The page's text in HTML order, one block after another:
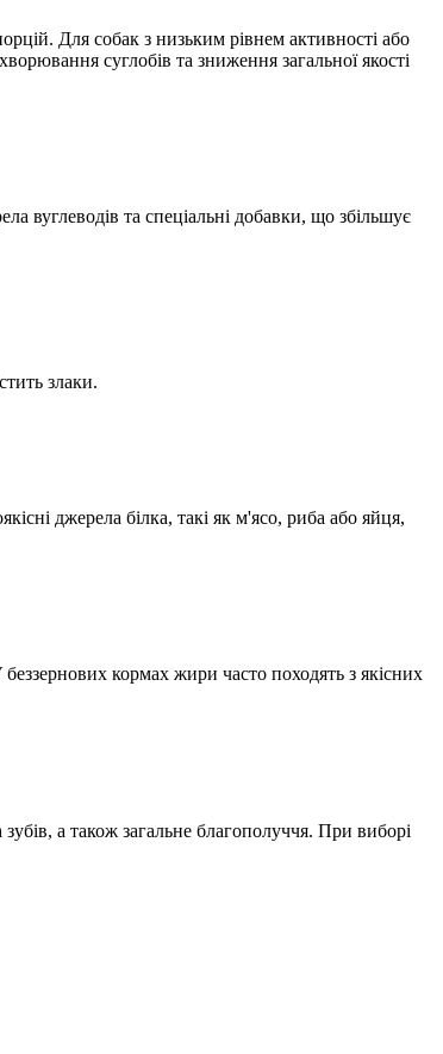
Для собак з низьким рівнем активності або
суглобів та зниження загальної якості
вуглеводів та спеціальні добавки, що збільшує
злаки.
джерела білка, такі як м'ясо, риба або яйця,
кормах жири часто походять з якісних
а також загальне благополуччя. При виборі